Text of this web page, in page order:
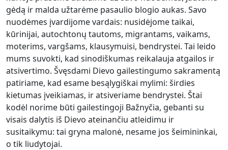
gėdą ir malda užtarėme pasaulio blogio aukas. Savo
nuodėmes įvardijome vardais: nusidėjome taikai,
kūrinijai, autochtonų tautoms, migrantams, vaikams,
moterims, vargšams, klausymuisi, bendrystei. Tai leido
mums suvokti, kad sinodiškumas reikalauja atgailos ir
atsivertimo. Švęsdami Dievo gailestingumo sakramentą
patiriame, kad esame besąlygiškai mylimi: širdies
kietumas įveikiamas, ir atsiveriame bendrystei. Štai
kodėl norime būti gailestingoji Bažnyčia, gebanti su
visais dalytis iš Dievo ateinančiu atleidimu ir
susitaikymu: tai gryna malonė, nesame jos šeimininkai,
o tik liudytojai.